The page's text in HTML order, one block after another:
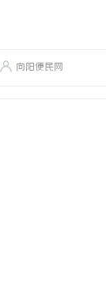
向阳便民网